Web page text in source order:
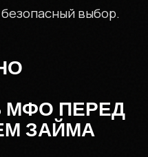
выбор.
МФО ПЕРЕД
ЗАЙМА